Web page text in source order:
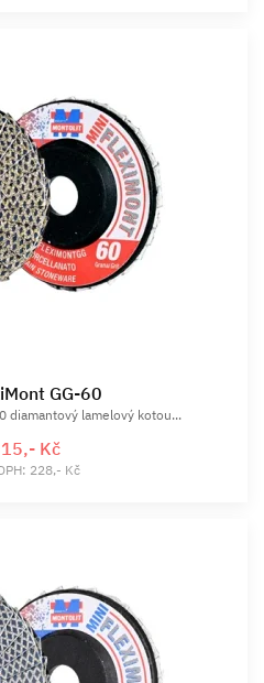
GG-60
diamantový lamelový kotou...
Kč
228,- Kč